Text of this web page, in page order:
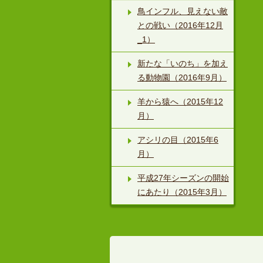
鳥インフル、見えない敵
との戦い（2016年12月
_1）
新たな「いのち」を加え
る動物園（2016年9月）
羊から猿へ（2015年12
月）
アシリの目（2015年6
月）
平成27年シーズンの開始
にあたり（2015年3月）